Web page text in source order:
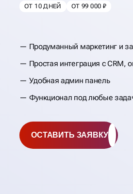
ОТ 10 ДНЕЙ ОТ 99 000 ₽
Продуманный маркетинг и
Простая интеграция с
Удобная админ панель
Функционал под любые
ОСТАВИТЬ ЗАЯВКУ